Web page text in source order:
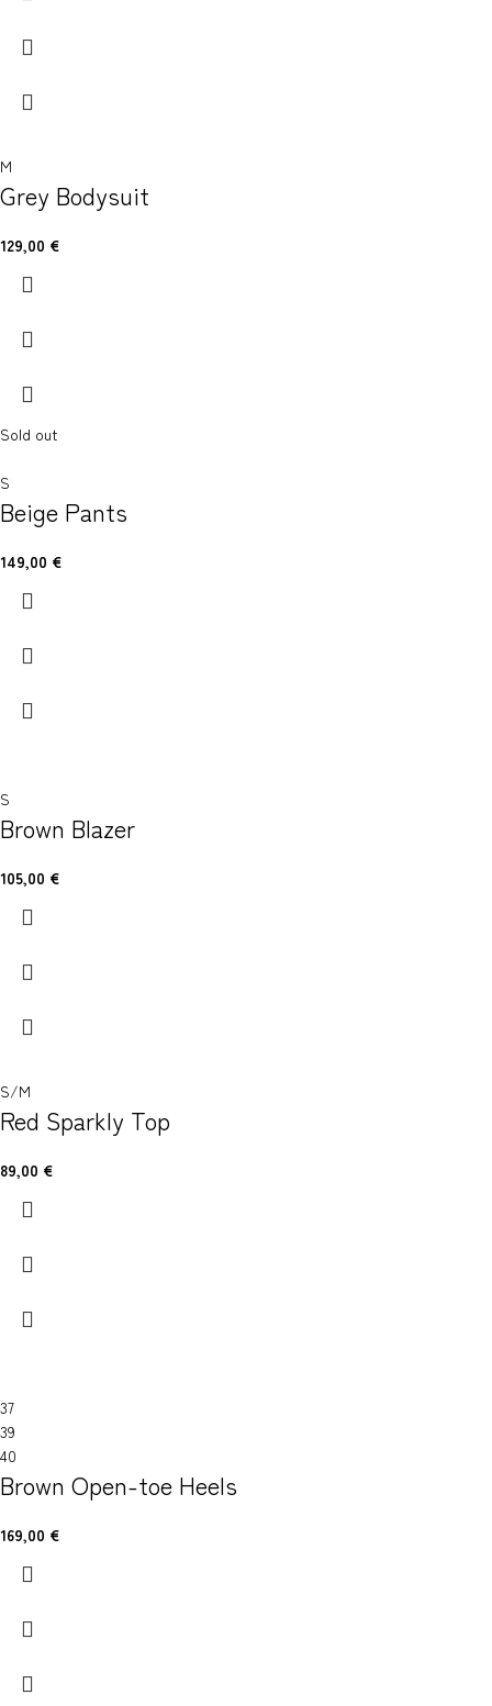
M
Grey Bodysuit
129,00 €
Sold out
S
Beige Pants
149,00 €
S
Brown Blazer
105,00 €
S/M
Red Sparkly Top
89,00 €
37
39
40
Brown Open-toe Heels
169,00 €